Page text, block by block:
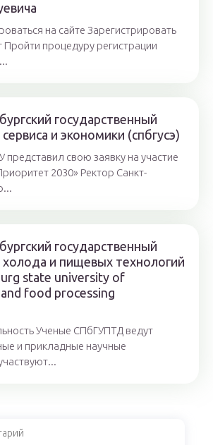
на сайте Зарегистрировать
Пройти процедуру регистрации
государственный
и экономики (спбгусэ)
представил свою заявку на участие
2030» Ректор Санкт-
государственный
холода и пищевых технологий
state university of
food processing
Ученые СПбГУПТД ведут
и прикладные научные